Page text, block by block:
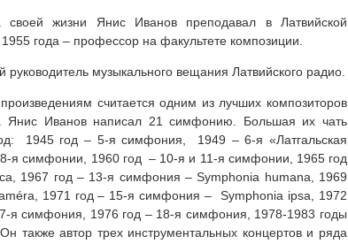
жизни Янис Иванов преподавал в Латвийской
года – профессор на факультете композиции.
музыкального вещания Латвийского радио.
считается одним из лучших композиторов
Янис Иванов написал 21 симфонию. Большая их чать
1945 год – 5-я симфония, 1949 – 6-я «Латгальская
я симфонии, 1960 год – 10-я и 11-я симфонии, 1965 год
1967 год – 13-я симфония – Symphonia humana, 1969
1971 год – 15-я симфония – Symphonia ipsa, 1972
я симфония, 1976 год – 18-я симфония, 1978-1983 годы
также автор трех инструментальных концертов и ряда